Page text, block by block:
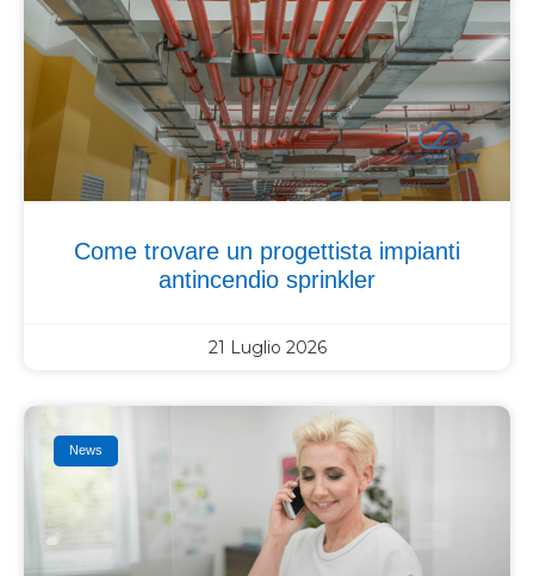
Come trovare un progettista impianti
antincendio sprinkler
21 Luglio 2026
News